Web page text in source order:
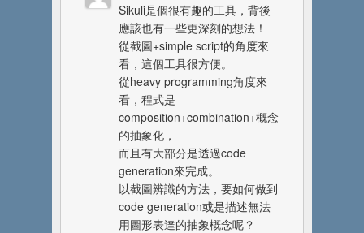
Sikuli是個很有趣的工具，背後
應該也有一些更深刻的想法！
從截圖+simple script的角度來
看，這個工具很方便。
從heavy programming角度來
看，程式是
composition+combination+概念
的抽象化，
而且有大部分是透過code
generation來完成。
以截圖辨識的方法，要如何做到
code generation或是描述無法
用圖形表達的抽象概念呢？